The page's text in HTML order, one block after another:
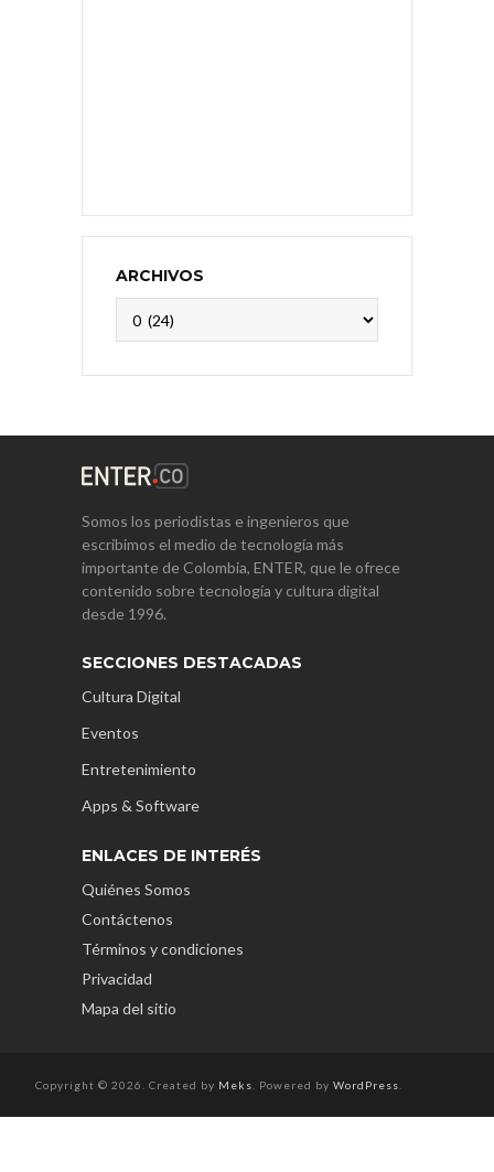
ARCHIVOS
Somos los periodistas e ingenieros que
escribimos el medio de tecnología más
importante de Colombia, ENTER, que le ofrece
contenido sobre tecnología y cultura digital
desde 1996.
SECCIONES DESTACADAS
Cultura Digital
Eventos
Entretenimiento
Apps & Software
ENLACES DE INTERÉS
Quiénes Somos
Contáctenos
Términos y condiciones
Privacidad
Mapa del sitio
Copyright © 2026. Created by Meks . Powered by WordPress